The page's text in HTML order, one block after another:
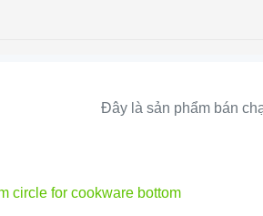
Đây là sản phẩm bán